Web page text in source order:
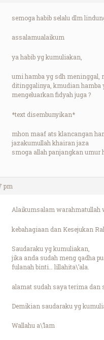
semoga habib selalu dlm
assalamualaikum
ya habib yg kumuliakan,
umi hamba yg sdh meninggal,
ditinggalinya, kmudian hamba
mengeluarkan fidyah juga ?
*text disembunyikan*
mhon maaf ats klancangan
jazakumullah khairan jaza
smoga allah panjangkan umur
pm
Alaikumsalam warahmatullah
kebahagiaan dan Kesejukan
Saudaraku yg kumuliakan,
jika anda sudah meng qadha
fulanah binti… lillahita\’ala.
alamat sudah saya terima dan
Demikian saudaraku yg
Wallahu a\’lam